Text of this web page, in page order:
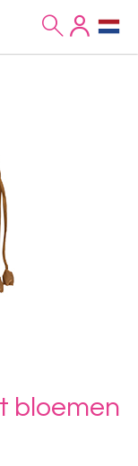
bloemen